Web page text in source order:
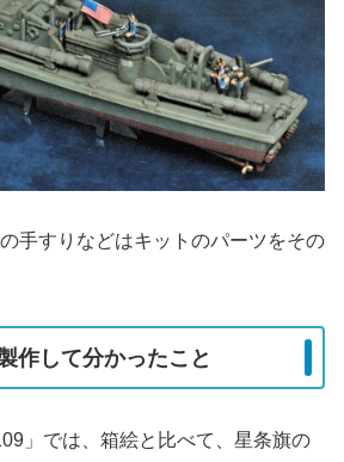
手すりなどはキットのパーツをその
作して分かったこと
」では、箱絵と比べて、星条旗の